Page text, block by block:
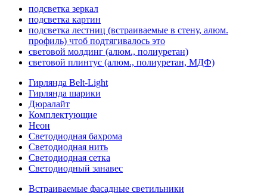
подсветка зеркал
подсветка картин
подсветка лестниц (встраиваемые в стену, алюм.
профиль) чтоб подтягивалось это
световой молдинг (алюм., полиуретан)
световой плинтус (алюм., полиуретан, МДФ)
Гирлянда Belt-Light
Гирлянда шарики
Дюралайт
Комплектующие
Неон
Светодиодная бахрома
Светодиодная нить
Светодиодная сетка
Светодиодный занавес
Встраиваемые фасадные светильники